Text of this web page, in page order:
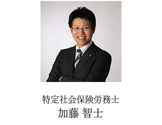
加藤 智士
特定社会保険労務士